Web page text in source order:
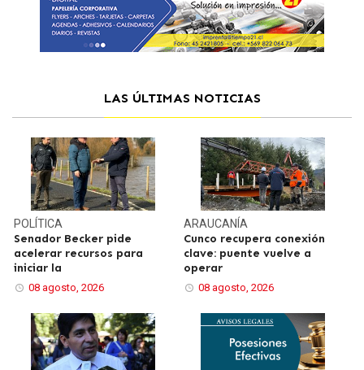
LAS ÚLTIMAS NOTICIAS
POLÍTICA
Senador Becker pide
acelerar recursos para
iniciar la
08 agosto, 2026
ARAUCANÍA
Cunco recupera conexión
clave: puente vuelve a
operar
08 agosto, 2026